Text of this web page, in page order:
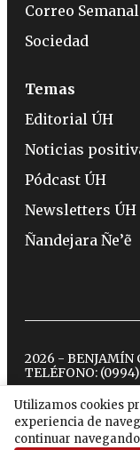
Utilizamos cookies
experiencia de
continuar
Correo Semanal
Sociedad
Temas
Editorial ÚH
Noticias
Pódcast ÚH
Newsletters ÚH
Ñandejara Ñe’ẽ
2026 - BENJAMÍN
TELÉFONO:
twitter